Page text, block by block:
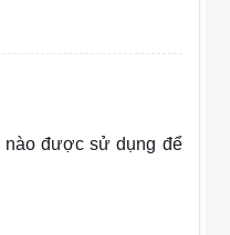
nào được sử dụng để